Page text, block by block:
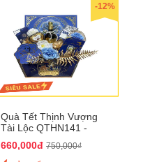
-12%
Quà Tết Thịnh Vượng
Tài Lộc QTHN141 -
Thịnh Vượng
660,000đ 750,000₫